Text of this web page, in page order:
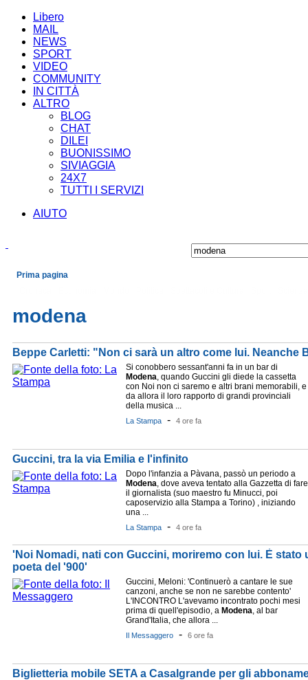
Libero
MAIL
NEWS
SPORT
VIDEO
COMMUNITY
IN CITTÀ
ALTRO
BLOG
CHAT
DILEI
BUONISSIMO
SIVIAGGIA
24X7
TUTTI I SERVIZI
AIUTO
Prima pagina
modena
Beppe Carletti: "Non ci sarà un altro come lui. Neanche
Si conobbero sessant'anni fa in un bar di
Modena, quando Guccini gli diede la cassetta
con Noi non ci saremo e altri brani memorabili, e
da allora il loro rapporto di grandi provinciali
della musica ...
La Stampa - 4 ore fa
Guccini, tra la via Emilia e l'infinito
Dopo l'infanzia a Pàvana, passò un periodo a
Modena, dove aveva tentato alla Gazzetta di fare
il giornalista (suo maestro fu Minucci, poi
caposervizio alla Stampa a Torino) , iniziando
una ...
La Stampa - 4 ore fa
'Noi Nomadi, nati con Guccini, moriremo con lui. È stato
poeta del '900'
Guccini, Meloni: 'Continuerò a cantare le sue
canzoni, anche se non ne sarebbe contento'
L'INCONTRO L'avevamo incontrato pochi mesi
prima di quell'episodio, a Modena, al bar
Grand'Italia, che allora ...
Il Messaggero - 6 ore fa
Biglietteria mobile SETA a Casalgrande per gli